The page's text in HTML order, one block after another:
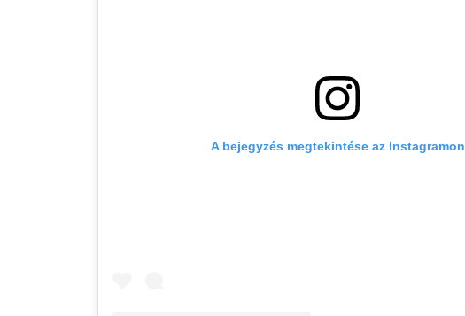
A bejegyzés megtekintése az Instagramon